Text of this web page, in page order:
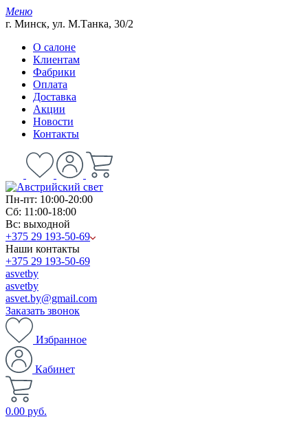
Меню
г. Минск, ул. М.Танка, 30/2
О салоне
Клиентам
Фабрики
Оплата
Доставка
Акции
Новости
Контакты
Пн-пт: 10:00-20:00
Сб: 11:00-18:00
Вс: выходной
+375 29 193-50-69
Наши контакты
+375 29 193-50-69
asvetby
asvetby
asvet.by@gmail.com
Заказать звонок
Избранное
Кабинет
0.00 руб.